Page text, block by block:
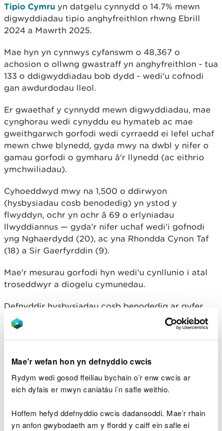
Mae'r wefan hon yn defnyddio cwcis
Rydym wedi gosod ffeiliau bychain o’r enw cwcis ar
eich dyfais er mwyn caniatáu i’n safle weithio.
Hoffem hefyd ddefnyddio cwcis dadansoddi. Mae’r rhain
yn anfon gwybodaeth am y ffordd y caiff ein safle ei
Tipio Cymru yn datgelu cynnydd o 14.7% mewn
digwyddiadau tipio anghyfreithlon rhwng Ebrill
2024 a Mawrth 2025.
Mae hyn yn cynnwys cyfanswm o 48,367 o
achosion o ollwng gwastraff yn anghyfreithlon - tua
133 o ddigwyddiadau bob dydd - wedi'u cofnodi
gan awdurdodau lleol.
Er gwaethaf y cynnydd mewn digwyddiadau, mae
cynghorau wedi cynyddu eu hymateb ac mae
gweithgarwch gorfodi wedi cyrraedd ei lefel uchaf
mewn chwe blynedd, gyda mwy na dwbl y nifer o
gamau gorfodi o gymharu â'r llynedd (ac eithrio
ymchwiliadau).
Cyhoeddwyd mwy na 1,500 o ddirwyon
(hysbysiadau cosb benodedig) yn ystod y
flwyddyn, ochr yn ochr â 69 o erlyniadau
llwyddiannus — gyda'r nifer uchaf wedi'i gofnodi
yng Nghaerdydd (20), ac yna Rhondda Cynon Taf
(18) a Sir Gaerfyrddin (9).
Mae'r mesurau gorfodi hyn wedi'u cynllunio i atal
troseddwyr a diogelu cymunedau.
Defnyddir hysbysiadau cosb benodedig ar gyfer
troseddau ar raddfa lai fel taflu sbwriel, mân
achosion o dipio anghyfreithlon a methu â gwirio
trwydded cludwr gwastraff, tra bod erlyniadau yn
achosion ailadroddus neu fasnachol, yn ogystal â
dympio gwastraff peryglus.
bod 71% o'r achosion o dipio anghyfreithlon a
gofnodwyd yn cynnwys gwastraff cartref.